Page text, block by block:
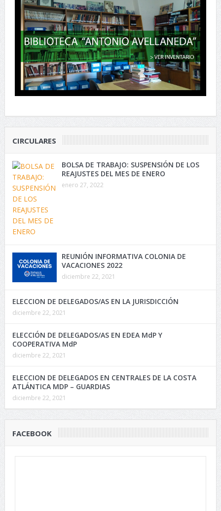
CIRCULARES
BOLSA DE TRABAJO: SUSPENSIÓN DE LOS
REAJUSTES DEL MES DE ENERO
enero 27, 2022
REUNIÓN INFORMATIVA COLONIA DE
VACACIONES 2022
diciembre 22, 2021
ELECCION DE DELEGADOS/AS EN LA JURISDICCIÓN
diciembre 22, 2021
ELECCIÓN DE DELEGADOS/AS EN EDEA MdP Y
COOPERATIVA MdP
diciembre 22, 2021
ELECCION DE DELEGADOS EN CENTRALES DE LA COSTA
ATLÁNTICA MDP – GUARDIAS
diciembre 22, 2021
FACEBOOK